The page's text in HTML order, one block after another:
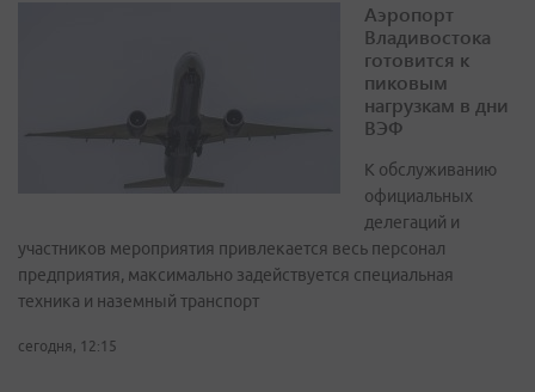
Аэропорт
Владивостока
готовится к
пиковым
нагрузкам в дни
ВЭФ
К обслуживанию
официальных
делегаций и
участников мероприятия привлекается весь персонал
предприятия, максимально задействуется специальная
техника и наземный транспорт
сегодня, 12:15